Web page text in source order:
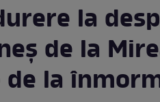
la
de la
la